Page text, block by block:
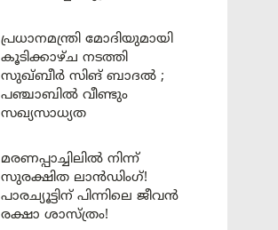
പ്രധാനമന്ത്രി മോദിയുമായി
കൂടിക്കാഴ്ച നടത്തി
സുഖ്ബീർ സിങ് ബാദൽ ;
പഞ്ചാബിൽ വീണ്ടും
സഖ്യസാധ്യത
മരണപ്പാച്ചിലിൽ നിന്ന്
സുരക്ഷിത ലാൻഡിംഗ്!
പാരച്യൂട്ടിന് പിന്നിലെ ജീവൻ
രക്ഷാ ശാസ്ത്രം!